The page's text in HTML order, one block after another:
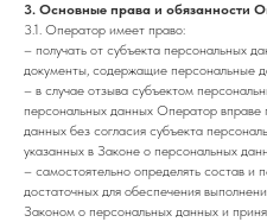
3. Основные права и обязанности
3.1. Оператор имеет право:
– получать от субъекта персональных
документы, содержащие персональные
– в случае отзыва субъектом
персональных данных Оператор вправе
данных без согласия субъекта
указанных в Законе о персональных
– самостоятельно определять состав и
достаточных для обеспечения
Законом о персональных данных и